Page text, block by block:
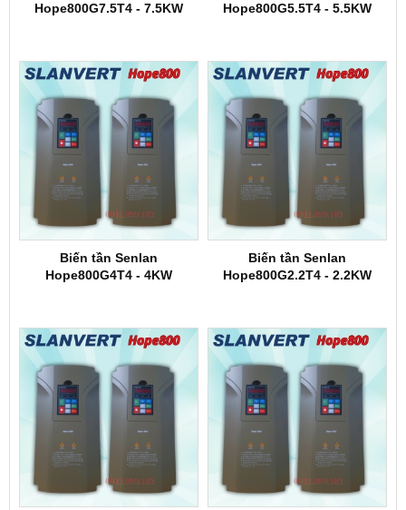
Hope800G7.5T4 - 7.5KW
Hope800G5.5T4 - 5.5KW
Biến tần Senlan
Hope800G4T4 - 4KW
Biến tần Senlan
Hope800G2.2T4 - 2.2KW